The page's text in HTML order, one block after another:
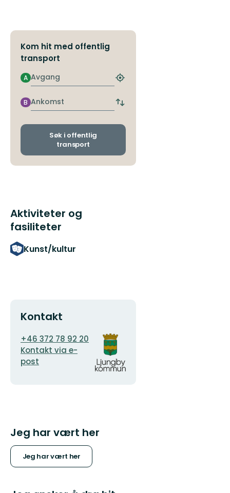
Kom hit med offentlig
transport
Avgang
A
Finn
holdeplass
Ankomst
B
Bytt
og
Søk i offentlig
transport
Aktiviteter og
fasiliteter
Kunst/kultur
Kontakt
E-
postadresse
+46 372 78 92 20
Kontakt via e-
post
Organisasjonens
logotype
Jeg har vært her
Jeg har vært her